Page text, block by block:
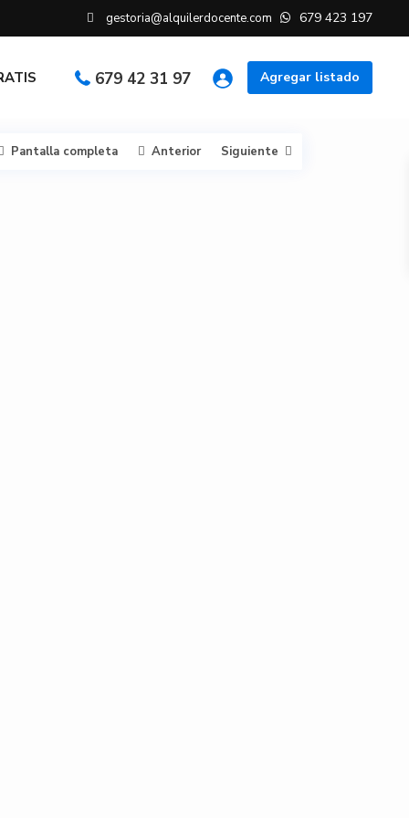
gestoria@alquilerdocente.com 679 423 197
Agregar listado
679 42 31 97
Pantalla completa Anterior Siguiente